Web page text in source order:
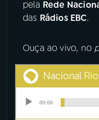
TikTok
pela Rede
das Rádios EBC.
Ouça ao vivo, no